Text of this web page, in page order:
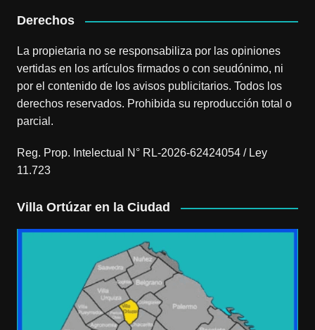
Derechos
La propietaria no se responsabiliza por las opiniones
vertidas en los artículos firmados o con seudónimo, ni
por el contenido de los avisos publicitarios. Todos los
derechos reservados. Prohibida su reproducción total o
parcial.
Reg. Prop. Intelectual N° RL-2026-62424054 / Ley
11.723
Villa Ortúzar en la Ciudad